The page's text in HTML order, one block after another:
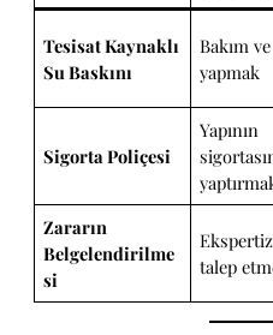
Tesisat Kaynaklı
Su Baskını
Bakım
yapmak
Sigorta Poliçesi
Yapının
Zararın
Belgelendirilme
si
talep